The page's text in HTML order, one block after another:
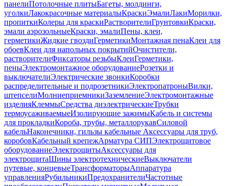
панелиПотолочные плитыБагеты, молдинги,
уголкиЛакокрасочные материалыКраскиЭмалиЛакиМорилки,
пропиткиКолеры для краскиРастворителиГрунтовкиКраски,
эмали аэрозольныеКраски, эмалиПены, клеи,
герметикиЖидкие гвоздиГерметикиМонтажная пенаКлеи для
обоевКлеи для напольных покрытийОчистители,
растворителиФиксаторы резьбыКлеиГерметики,
пеныЭлектромонтажное оборудованиеРозетки и
выключателиЭлектрические звонкиКоробки
распределительные и подрозетникиЭлектропатроныВилки,
штепселиМолниеприемникиЗаземлениеЭлектромонтажные
изделияКлеммыСредства диэлектрическиеТрубки
термоусаживаемыеИзолирующие зажимыКабель и системы
для прокладкиКороба, трубы, металлорукавСиловой
кабельНаконечники, гильзы кабельные Аксессуары для труб,
коробовКабельный крепежАрматура СИПЭлектрощитовое
оборудованиеЭлектрощитыАксессуары для
электрощитаШины электротехническиеВыключатели
путевые, концевыеТрансформаторыАппаратура
управленияРубильникиПредохранителиЧастотные